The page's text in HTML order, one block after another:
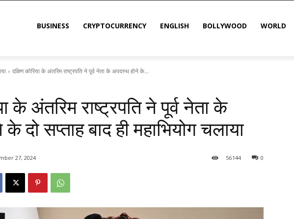
BUSINESS CRYPTOCURRENCY ENGLISH BOLLYWOOD WORLD
दक्षिण कोरिया के अंतरिम राष्ट्रपति ने पूर्व नेता के अपदस्थ होने के...
के अंतरिम राष्ट्रपति ने पूर्व नेता के
दो सप्ताह बाद ही महाभियोग चलाया
27, 2024 0
56144